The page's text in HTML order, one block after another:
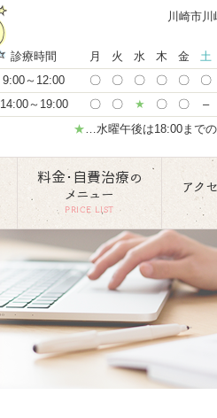
川崎市
診療時間 月 火 水 木 金 土
9:00～12:00
〇 〇 〇 〇 〇 〇
14:00～19:00
〇 〇 ★ 〇 〇 –
★…水曜午後は18:00まで
料金･自費治療の
メニュー
PRICE LIST
アク